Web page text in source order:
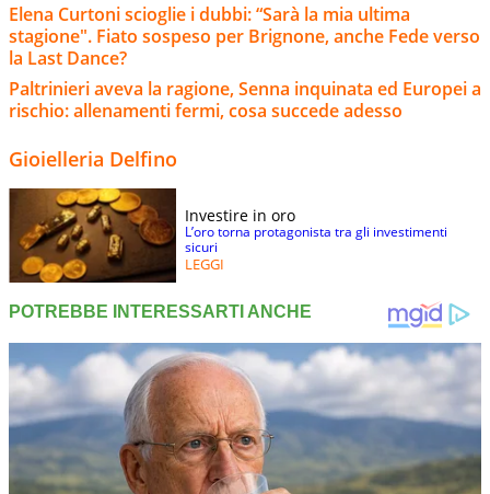
Elena Curtoni scioglie i dubbi: “Sarà la mia ultima
stagione". Fiato sospeso per Brignone, anche Fede verso
la Last Dance?
Paltrinieri aveva la ragione, Senna inquinata ed Europei a
rischio: allenamenti fermi, cosa succede adesso
Gioielleria Delfino
Investire in oro
L’oro torna protagonista tra gli investimenti
sicuri
LEGGI